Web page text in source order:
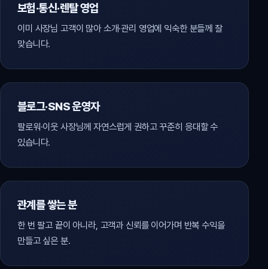
보험·통신·렌탈 영업
이미 사장님 고객이 많아 소개·관리 영업에 익숙한 분들께 잘
맞습니다.
블로그·SNS 운영자
팔로워·이웃 사장님께 자연스럽게 권하고 꾸준히 응대할 수
있습니다.
관계를 쌓는 분
한 번 팔고 끝이 아니라, 고객과 신뢰를 이어가며 반복 수익을
만들고 싶은 분.